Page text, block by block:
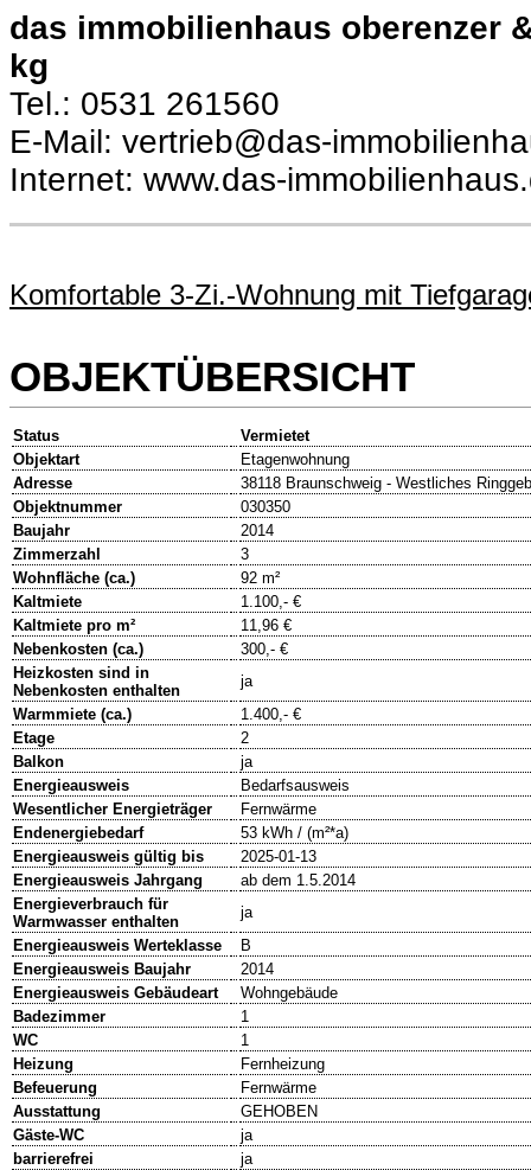
das immobilienhaus oberenzer
kg
Tel.: 0531 261560
E-Mail: vertrieb@das-
Internet: www.das-
Komfortable 3-Zi.-Wohnung mit
OBJEKTÜBERSICHT
Status
Vermietet
Objektart
Etagenwohnung
Adresse
38118 Braunschweig - Westliches
Objektnummer
030350
Baujahr
2014
Zimmerzahl
3
Wohnfläche (ca.)
92 m²
Kaltmiete
1.100,- €
Kaltmiete pro m²
11,96 €
Nebenkosten (ca.)
300,- €
Heizkosten sind in
Nebenkosten enthalten
ja
Warmmiete (ca.)
1.400,- €
Etage
2
Balkon
ja
Energieausweis
Bedarfsausweis
Wesentlicher Energieträger
Fernwärme
Endenergiebedarf
53 kWh / (m²*a)
Energieausweis gültig bis
2025-01-13
Energieausweis Jahrgang
ab dem 1.5.2014
Energieverbrauch für
Warmwasser enthalten
ja
Energieausweis Werteklasse
B
Energieausweis Baujahr
2014
Energieausweis Gebäudeart
Wohngebäude
Badezimmer
1
WC
1
Heizung
Fernheizung
Befeuerung
Fernwärme
Ausstattung
GEHOBEN
Gäste-WC
ja
barrierefrei
ja